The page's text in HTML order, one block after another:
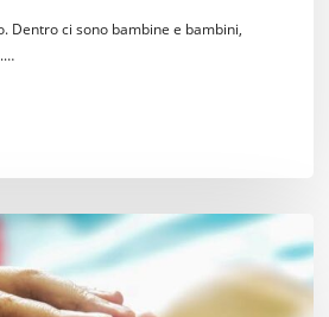
Dentro ci sono bambine e bambini,